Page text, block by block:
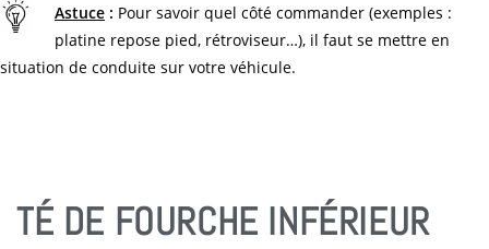
Astuce : Pour savoir quel côté commander (exemples :
platine repose pied, rétroviseur…), il faut se mettre en
situation de conduite sur votre véhicule.
TÉ DE FOURCHE INFÉRIEUR